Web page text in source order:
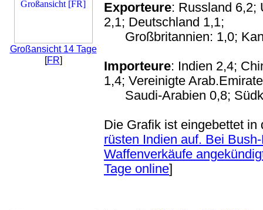
Großansicht 14 Tage
[FR]
Exporteure: Russland 6,2;
2,1; Deutschland 1,1;
Großbritannien: 1,0;
Importeure: Indien 2,4;
1,4; Vereinigte
Saudi-Arabien 0,8;
Die Grafik ist eingebettet in
rüsten Indien auf. Bei
Waffenverkäufe
Tage online]